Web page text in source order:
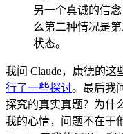
另一个真诚的信
么第二种情况是
状态。
我问 Claude，康德的这
行了一些探讨。最后我
探究的真实真题？为什
我的心情，问题不在于